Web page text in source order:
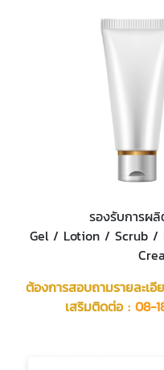
รองรับการผ
Gel / Lotion / Scrub /
ต้องการสอบถามรายละเ
เสริมติดต่อ : 08-